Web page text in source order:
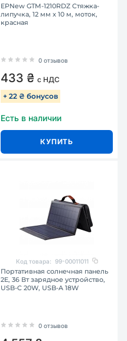
EPNew GTM-1210RDZ Стяжка-
липучка, 12 мм x 10 м, моток,
красная
0 отзывов
433 ₴ с НДС
+ 22 ₴ бонусов
Есть в наличии
КУПИТЬ
Код товара: 99-00011011
Портативная солнечная панель
2E, 36 Вт зарядное устройство,
USB-C 20W, USB-A 18W
0 отзывов